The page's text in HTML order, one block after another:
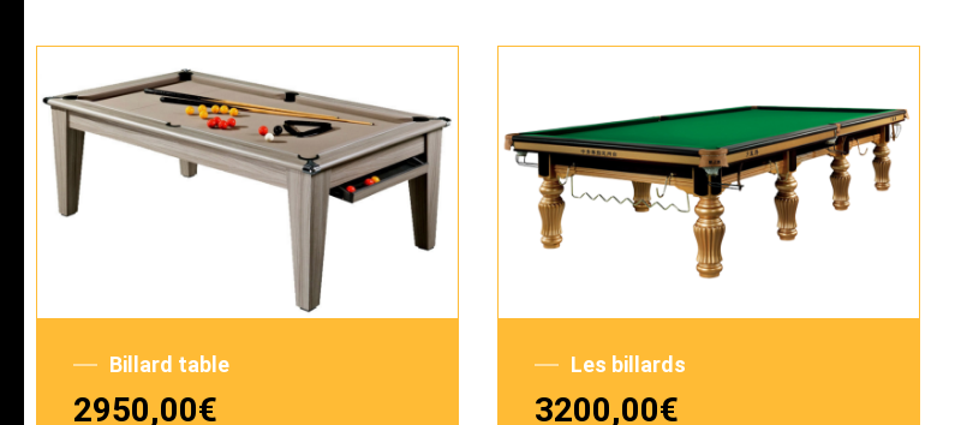
Billard table
2950,00€
Les billards
3200,00€